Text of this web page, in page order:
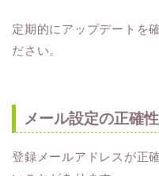
定期的にアップデートを
ださい。
メール設定の正確性
登録メールアドレスが正